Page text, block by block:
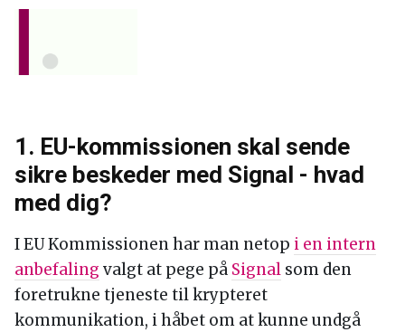
1. EU-kommissionen skal sende
sikre beskeder med Signal - hvad
med dig?
I EU Kommissionen har man netop i en intern
anbefaling valgt at pege på Signal som den
foretrukne tjeneste til krypteret
kommunikation, i håbet om at kunne undgå